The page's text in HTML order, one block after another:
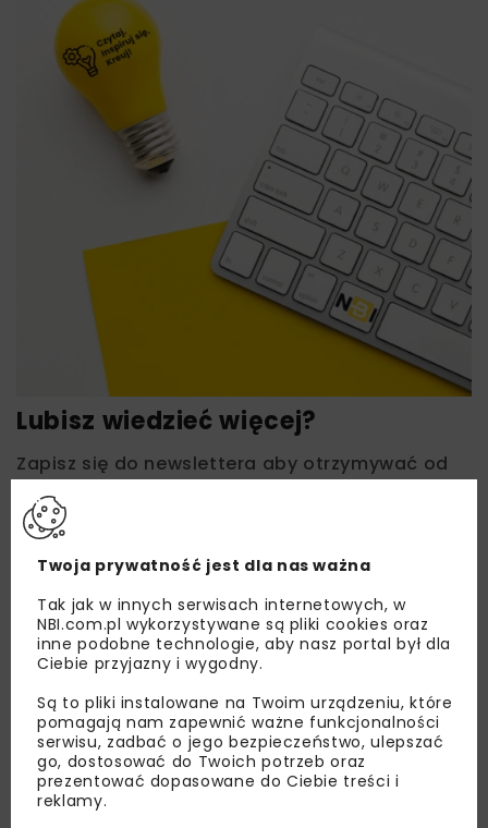
Lubisz wiedzieć więcej?
Zapisz się do newslettera aby otrzymywać od
zaproszenia na wydarzenia, atrakcyjne oferty i
dedykowane akcje specjalne.
Zapoznałam/em się zPolityką Prywatnościi
Regulaminemoraz wyrażam zgodę na otrzymywanie na
podany przeze mnie adres e-mail korespondencji
handlowej w postaci newslettera.
ZAPISZ MNIE
Twoja prywatność jest dla nas ważna
Tak jak w innych serwisach internetowych, w
NBI.com.pl wykorzystywane są pliki cookies oraz
inne podobne technologie, aby nasz portal był dla
Ciebie przyjazny i wygodny.
Są to pliki instalowane na Twoim urządzeniu, które
pomagają nam zapewnić ważne funkcjonalności
serwisu, zadbać o jego bezpieczeństwo, ulepszać
go, dostosować do Twoich potrzeb oraz
prezentować dopasowane do Ciebie treści i
reklamy.